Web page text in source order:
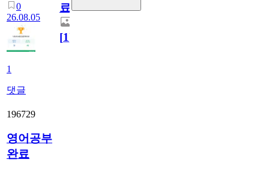
0
26.08.05
1
댓글
료
[1]
196729
영어공부
완료